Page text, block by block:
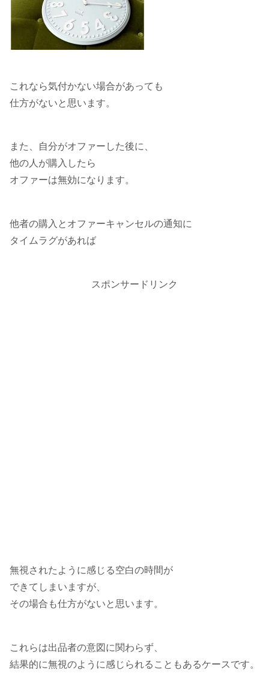
これなら気付かない場合があっても
仕方がないと思います。
また、自分がオファーした後に、
他の人が購入したら
オファーは無効になります。
他者の購入とオファーキャンセルの通知に
タイムラグがあれば
スポンサードリンク
無視されたように感じる空白の時間が
できてしまいますが、
その場合も仕方がないと思います。
これらは出品者の意図に関わらず、
結果的に無視のように感じられることもあるケースです。